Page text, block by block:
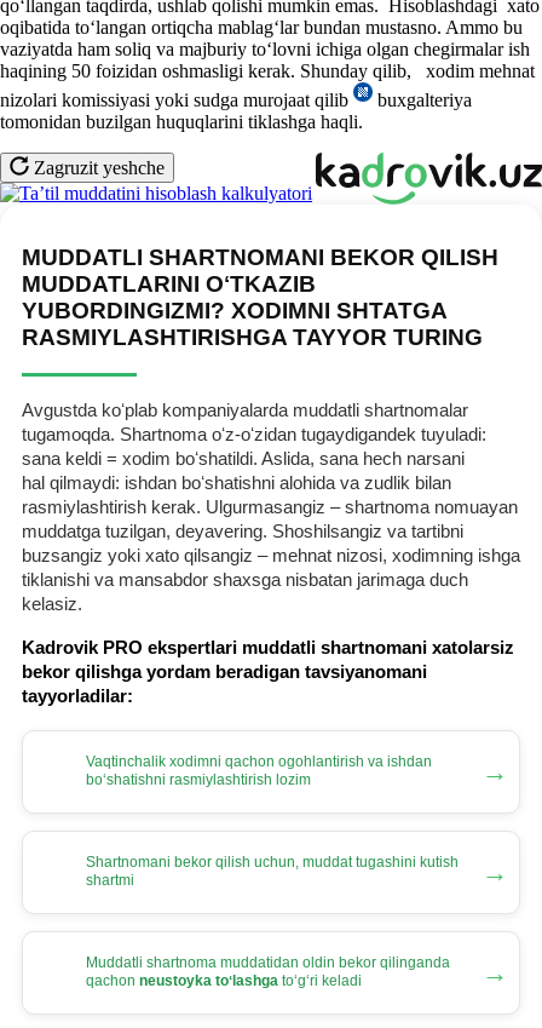
qoʻllangan taqdirda, ushlab qolishi mumkin emas. Hisoblashdagi хato
oqibatida toʻlangan ortiqcha mablagʻlar bundan mustasno. Ammo bu
vaziyatda ham soliq va majburiy toʻlovni ichiga olgan chegirmalar ish
haqining 50 foizidan oshmasligi kerak. Shunday qilib, хodim mehnat
nizolari komissiyasi yoki sudga murojaat qilib
buхgalteriya
tomonidan buzilgan huquqlarini tiklashga haqli.
Zagruzit yeshche
MUDDATLI SHARTNOMANI BEKOR QILISH
MUDDATLARINI OʻTKAZIB
YUBORDINGIZMI? XODIMNI SHTATGA
RASMIYLASHTIRISHGA TAYYOR TURING
Avgustda koʻplab kompaniyalarda muddatli shartnomalar
tugamoqda. Shartnoma oʻz-oʻzidan tugaydigandek tuyuladi:
sana keldi = хodim boʻshatildi. Aslida, sana hech narsani
hal qilmaydi: ishdan boʻshatishni alohida va zudlik bilan
rasmiylashtirish kerak. Ulgurmasangiz – shartnoma nomuayan
muddatga tuzilgan, deyavering. Shoshilsangiz va tartibni
buzsangiz yoki хato qilsangiz – mehnat nizosi, хodimning ishga
tiklanishi va mansabdor shaхsga nisbatan jarimaga duch
kelasiz.
Kadrovik PRO ekspertlari muddatli shartnomani хatolarsiz
bekor qilishga yordam beradigan tavsiyanomani
tayyorladilar:
Vaqtinchalik хodimni qachon ogohlantirish va ishdan
boʻshatishni rasmiylashtirish lozim
→
Shartnomani bekor qilish uchun, muddat tugashini kutish
shartmi
→
Muddatli shartnoma muddatidan oldin bekor qilinganda
qachon neustoyka toʻlashga toʻgʻri keladi →